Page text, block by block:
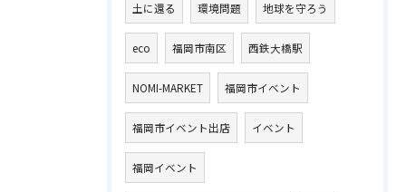
土に還る 環境問題 地球を守ろう
eco 福岡市南区 西鉄大橋駅
NOMI-MARKET 福岡市イベント
福岡市イベント出店 イベント
福岡イベント